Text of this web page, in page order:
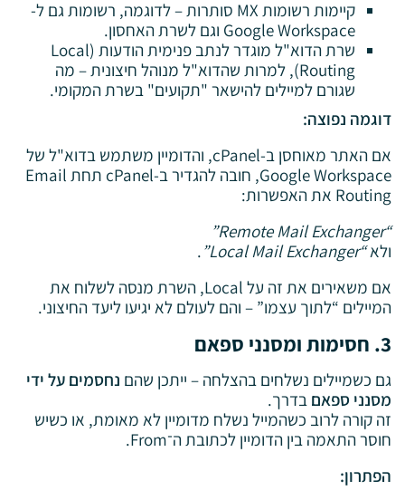
קיימות רשומות MX סותרות – לדוגמה, רשומות גם ל-
Google Workspace וגם לשרת האחסון.
שרת הדוא"ל מוגדר לנתב פנימית הודעות (Local
Routing), למרות שהדוא"ל מנוהל חיצונית – מה
שגורם למיילים להישאר "תקועים" בשרת המקומי.
דוגמה נפוצה:
אם האתר מאוחסן ב-cPanel, והדומיין משתמש בדוא"ל של
Google Workspace, חובה להגדיר ב-cPanel תחת Email
Routing את האפשרות:
ולא“Local Mail Exchanger”
.
אם משאירים את זה על Local, השרת מנסה לשלוח את
המיילים “לתוך עצמו” – והם לעולם לא יגיעו ליעד החיצוני.
גם כשמיילים נשלחים בהצלחה – ייתכן שהםנחסמים על ידי
מסנני ספאםבדרך.
זה קורה לרוב כשהמייל נשלח מדומיין לא מאומת, או כשיש
חוסר התאמה בין הדומיין לכתובת ה־From.
הפתרון: